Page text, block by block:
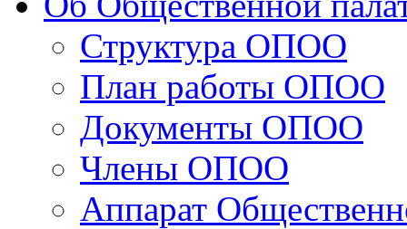
Структура ОПОО
План работы ОПОО
Документы ОПОО
Члены ОПОО
Аппарат